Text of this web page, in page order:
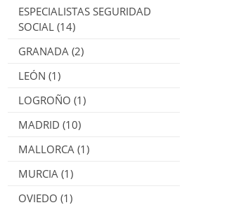
ESPECIALISTAS SEGURIDAD
SOCIAL (14)
GRANADA (2)
LEÓN (1)
LOGROÑO (1)
MADRID (10)
MALLORCA (1)
MURCIA (1)
OVIEDO (1)